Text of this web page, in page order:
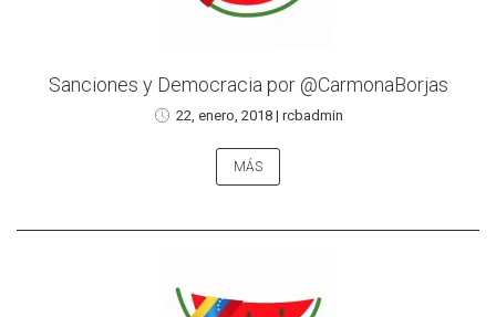
Sanciones y Democracia por @CarmonaBorjas
22, enero, 2018| rcbadmin
MÁS